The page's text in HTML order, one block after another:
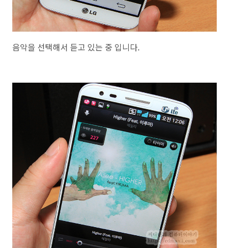
음악을 선택해서 듣고 있는 중 입니다.